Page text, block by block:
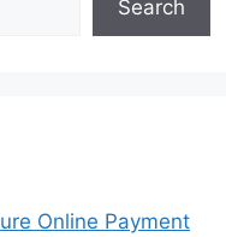
Search
Online Payment